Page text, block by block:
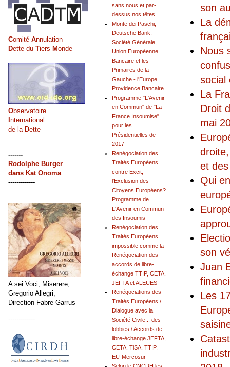
son
La
Nous
social
La
Droit
mai
et
Qui
son
Juan
Les
sans nous et par-
dessus nos têtes
Monte dei Paschi,
Deutsche Bank,
Société Générale,
Union Européenne
Bancaire et les
Primaires de la
Gauche - l'Europe
Providence Bancaire
Programme "L'Avenir
en Commun" de "La
France Insoumise"
pour les
Présidentielles de
2017
Renégociation des
Traités Européens
contre Excit,
l'Exclusion des
Citoyens Européens?
Programme de
L'Avenir en Commun
des Insoumis
Renégociation des
Traités Européens
impossible comme la
Renégociation des
accords de libre-
échange TTIP, CETA,
JEFTA et ALEUES
Renégociations des
Traités Européens /
Dialogue avec la
Société Civile... des
lobbies / Accords de
libre-échange JEFTA,
CETA, TiSA, TTIP,
EU-Mercosur
Comité Annulation
Dette du Tiers Monde
Observatoire
International
de la Dette
-------
Rodolphe Burger
dans Kat Onoma
-------------
A sei Voci, Miserere,
Gregorio Allegri,
Direction Fabre-Garrus
-------------